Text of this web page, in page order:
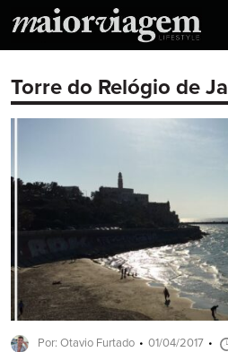
Torre do Relógio de
Por: Otavio Furtado 01/04/2017